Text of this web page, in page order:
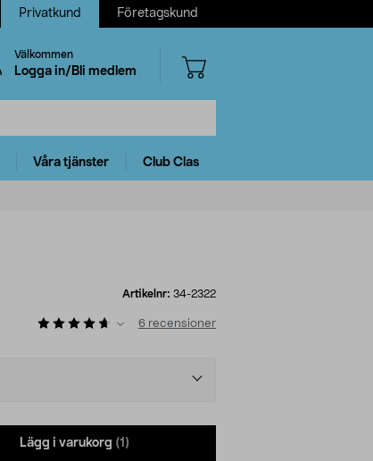
Privatkund Företagskund
Välkommen
Logga in/Bli medlem
Våra tjänster Club Clas
Artikelnr: 34-2322
6 recensioner
Lägg i varukorg (1)